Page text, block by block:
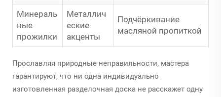
Минераль
ные
прожилки
Металлич
еские
акценты
Подчёркивание
масляной пропиткой
Прославляя природные неправильности, мастера
гарантируют, что ни одна индивидуально
изготовленная разделочная доска не расскажет одну